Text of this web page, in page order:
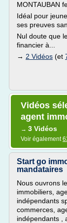
MONTAUBAN
Idéal pour
ses preuves
Nul doute que
financier à...
→ 2 Vidéos (et
Vidéos
agent
→ 3 Vidéos
Voir également
Start go
mandataires
Nous ouvrons
immobiliers,
indépendants
commerces,
indépendants ,